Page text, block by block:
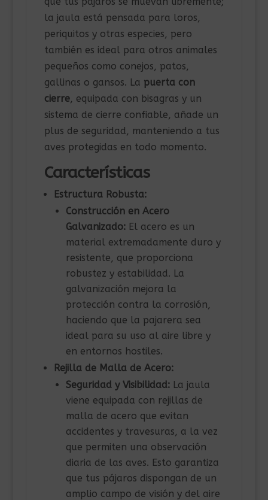
la jaula está pensada para loros,
periquitos y otras especies, pero
también es ideal para otros animales
pequeños como conejos, patos,
gallinas o gansos. La puerta con
cierre, equipada con bisagras y un
sistema de cierre confiable, añade un
plus de seguridad, manteniendo a tus
aves protegidas en todo momento.
Características
Estructura Robusta:
Construcción en Acero
Galvanizado:El acero es un
material extremadamente duro y
resistente, que proporciona
robustez y estabilidad. La
galvanización mejora la
protección contra la corrosión,
haciendo que la pajarera sea
ideal para su uso al aire libre y
en entornos hostiles.
Rejilla de Malla de Acero:
Seguridad y Visibilidad:La jaula
viene equipada con rejillas de
malla de acero que evitan
accidentes y travesuras, a la vez
que permiten una observación
diaria de las aves. Esto garantiza
que tus pájaros dispongan de un
amplio campo de visión y del aire